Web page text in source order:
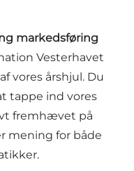
markedsføring
Vesterhavet
vores årshjul. Du
tappe ind vores
fremhævet på
mening for både